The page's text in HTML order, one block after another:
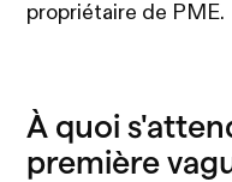
propriétaire de PME.
À quoi
première